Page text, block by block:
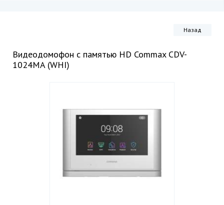
Назад
Видеодомофон с памятью HD Commax CDV-
1024MA (WHI)